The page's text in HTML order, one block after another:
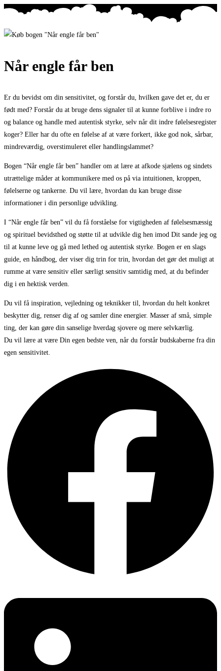
Skip
content
Når engle får ben
Er du bevidst om din sensitivitet, og forstår du, hvilken gave det er, du er
født med? Forstår du at bruge dens signaler til at kunne forblive i indre ro
og balance og handle med autentisk styrke, selv når dit indre følelsesregister
koger? Eller har du ofte en følelse af at være forkert, ikke god nok, sårbar,
mindreværdig, overstimuleret eller handlingslammet?
Bogen “Når engle får ben” handler om at lære at afkode sjælens og sindets
utrættelige måder at kommunikere med os på via intuitionen, kroppen,
følelserne og tankerne. Du vil lære, hvordan du kan bruge disse
informationer i din personlige udvikling.
I “Når engle får ben” vil du få forståelse for vigtigheden af følelsesmæssig
og spirituel bevidsthed og støtte til at udvikle dig hen imod Dit sande jeg og
til at kunne leve og gå med lethed og autentisk styrke. Bogen er en slags
guide, en håndbog, der viser dig trin for trin, hvordan det gør det muligt at
rumme at være sensitiv eller særligt sensitiv samtidig med, at du befinder
dig i en hektisk verden.
Du vil få inspiration, vejledning og teknikker til, hvordan du helt konkret
beskytter dig, renser dig af og samler dine energier. Masser af små, simple
ting, der kan gøre din sanselige hverdag sjovere og mere selvkærlig.
Du vil lære at være Din egen bedste ven, når du forstår budskaberne fra din
egen sensitivitet.